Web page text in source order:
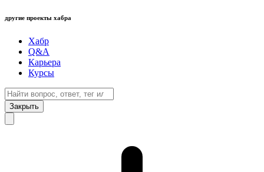
другие проекты хабра
Хабр
Q&A
Карьера
Курсы
Закрыть